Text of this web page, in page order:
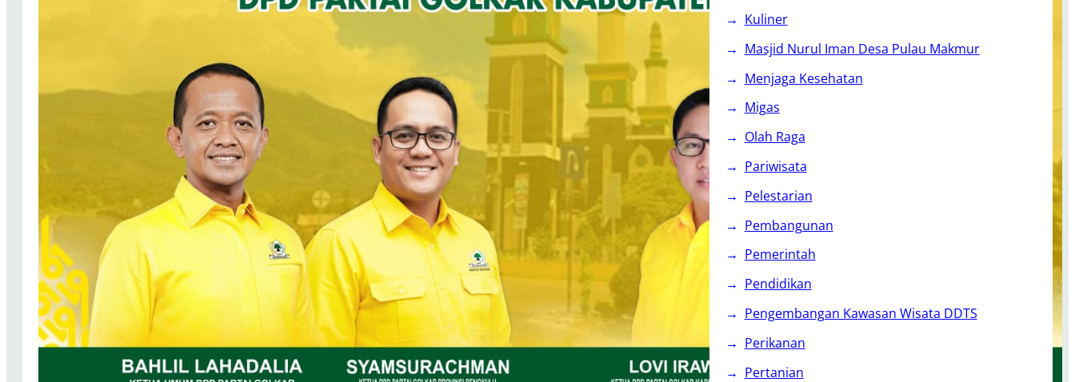
Kuliner
Masjid Nurul Iman Desa Pulau Makmur
Menjaga Kesehatan
Migas
Olah Raga
Pariwisata
Pelestarian
Pembangunan
Pemerintah
Pendidikan
Pengembangan Kawasan Wisata DDTS
Perikanan
Pertanian